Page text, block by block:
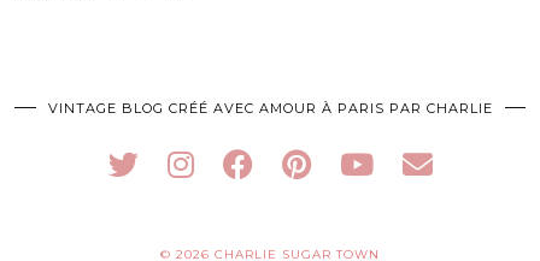
VINTAGE BLOG CRÉÉ AVEC AMOUR À PARIS PAR CHARLIE
© 2026 CHARLIE SUGAR TOWN